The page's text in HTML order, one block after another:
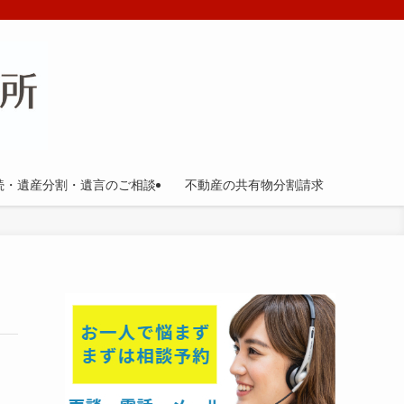
・遺産分割・遺言のご相談 不動産の共有物分割請求